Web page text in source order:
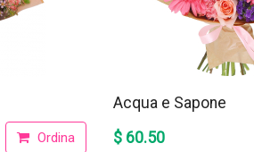
Ordina
Acqua e Sapone
$ 60.50